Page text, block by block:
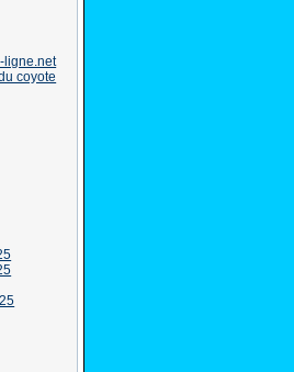
ligne.net
coyote